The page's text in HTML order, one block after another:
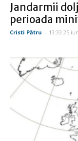
Jandarmii
perioada
Cristi Pătru - 13:33 25